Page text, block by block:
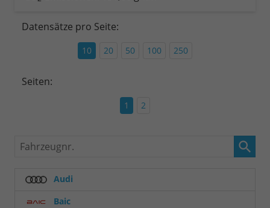
Datensätze pro Seite:
10 20 50 100 250
Seiten:
1 2
Fahrzeugnr.
Audi
Baic